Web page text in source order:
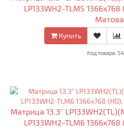
LP133WH2-TLM5
Купить
Код товара:
Матрица 13.3"
LP133WH2-TLM6